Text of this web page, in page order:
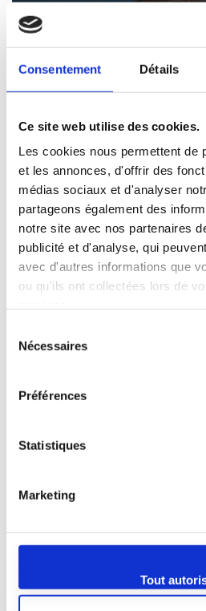
Consentement Détails
Ce site web utilise des cookies.
Les cookies nous permettent de
et les annonces, d'offrir des
médias sociaux et d'analyser
partageons également des
notre site avec nos partenaires
publicité et d'analyse, qui
avec d'autres informations que
ou qu'ils ont collectées lors de
Nécessaires
Préférences
Statistiques
Marketing
Tout